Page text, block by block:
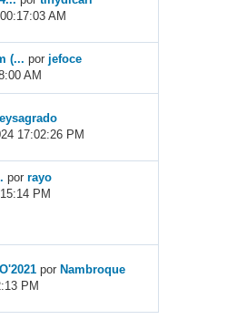
AM
(... por jefoce
AM
17:02:26 PM
porrayo
PM
por Nambroque
PM